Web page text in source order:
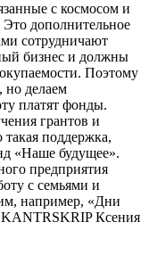
с космосом и
дополнительное
сотрудничают
бизнес и должны
Поэтому
но делаем
платят фонды.
грантов и
поддержка,
«Наше будущее».
предприятия
с семьями и
например, «Дни
KANTRSKRIP Ксения